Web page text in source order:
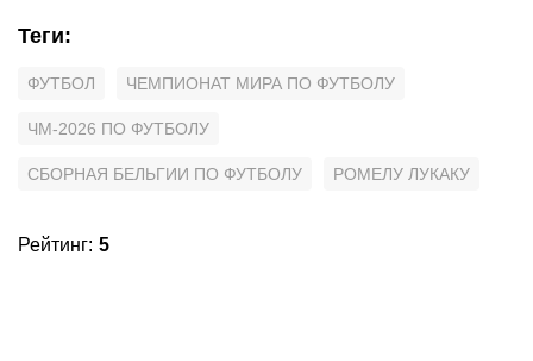
Теги:
ФУТБОЛ ЧЕМПИОНАТ МИРА ПО ФУТБОЛУ
ЧМ-2026 ПО ФУТБОЛУ
СБОРНАЯ БЕЛЬГИИ ПО ФУТБОЛУ РОМЕЛУ ЛУКАКУ
Рейтинг: 5